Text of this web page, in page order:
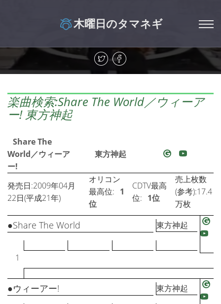
木曜日のタマネギ
楽曲検索:Share The World／ウィーア
ー! 東方神起
Share The
World／ウィーア
ー!
東方神起
発売日:2009年04月
22日(平成21年)
オリコン
最高位: 1
位
CDTV最高
位: 1位
売上枚数
(参考):17.4
万枚
1
●Share The World 東方神起
●ウィーアー! 東方神起